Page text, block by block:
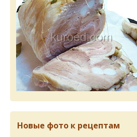
Новые фото к рецептам